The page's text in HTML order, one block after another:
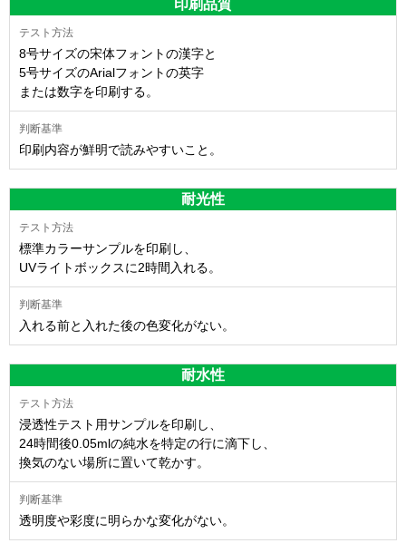
印刷品質
8号サイズの宋体フォントの漢字と
5号サイズのArialフォントの英字
または数字を印刷する。
印刷内容が鮮明で読みやすいこと。
耐光性
標準カラーサンプルを印刷し、
UVライトボックスに2時間入れる。
入れる前と入れた後の色変化がない。
耐水性
浸透性テスト用サンプルを印刷し、
24時間後0.05mlの純水を特定の行に滴下し、
換気のない場所に置いて乾かす。
透明度や彩度に明らかな変化がない。